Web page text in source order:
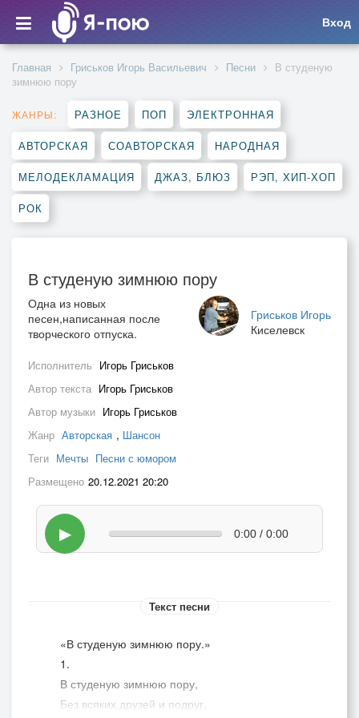
Вход
Главная Гриськов Игорь Васильевич Песни
В студеную
зимнюю пору
ЖАНРЫ: РАЗНОЕ ПОП ЭЛЕКТРОННАЯ
АВТОРСКАЯ СОАВТОРСКАЯ НАРОДНАЯ
МЕЛОДЕКЛАМАЦИЯ ДЖАЗ, БЛЮЗ РЭП, ХИП-ХОП
РОК
В студеную зимнюю пору
Гриськов Игорь
Киселевск
Одна из новых
песен,написанная после
творческого отпуска.
Исполнитель Игорь Гриськов
Автор текста Игорь Гриськов
Автор музыки Игорь Гриськов
Жанр Авторская , Шансон
Теги Мечты Песни с юмором
Размещено 20.12.2021 20:20
▶ 0:00 / 0:00
Текст песни
«В студеную зимнюю пору.»
1.
В студеную зимнюю пору,
Без всяких друзей и подруг,